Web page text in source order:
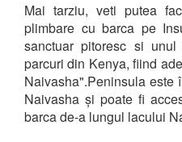
Mai tarziu, veti putea
plimbare cu barca pe
sanctuar pitoresc si
parcuri din Kenya, fiind
Naivasha".Peninsula este
Naivasha și poate fi
barca de-a lungul lacului